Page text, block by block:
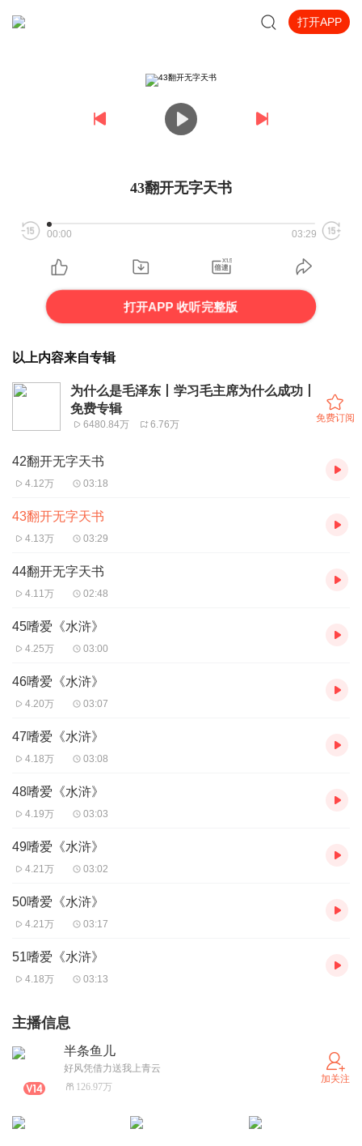
打开APP
43翻开无字天书
00:00 03:29
打开APP 收听完整版
以上内容来自专辑
为什么是毛泽东丨学习毛主席为什么成功丨
免费专辑
6480.84万 6.76万
免费订阅
42翻开无字天书
4.12万 03:18
43翻开无字天书
4.13万 03:29
44翻开无字天书
4.11万 02:48
45嗜爱《水浒》
4.25万 03:00
46嗜爱《水浒》
4.20万 03:07
47嗜爱《水浒》
4.18万 03:08
48嗜爱《水浒》
4.19万 03:03
49嗜爱《水浒》
4.21万 03:02
50嗜爱《水浒》
4.21万 03:17
51嗜爱《水浒》
4.18万 03:13
主播信息
半条鱼儿
好风凭借力送我上青云
126.97万
加关注